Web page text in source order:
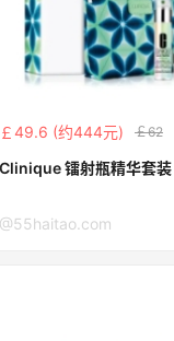
￡49.6 (约444元) ￡62
Clinique 镭射瓶精华套装
@55haitao.com
马仕”
3